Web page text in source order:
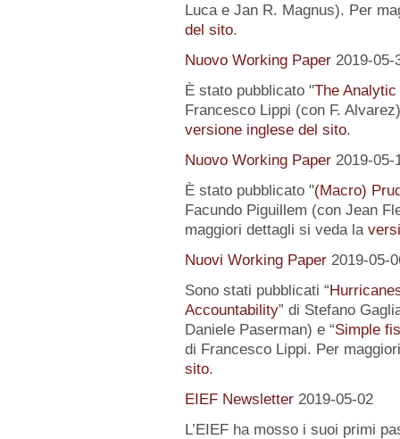
Luca e Jan R. Magnus). Per
del sito.
Nuovo Working Paper 2019-05-
È stato pubblicato "The
Francesco Lippi (con F.
versione inglese del sito.
Nuovo Working Paper 2019-05-
È stato pubblicato "(Macro)
Facundo Piguillem (con Jean
maggiori dettagli si veda la
Nuovi Working Paper 2019-05-
Sono stati pubblicati “
Accountability” di Stefano
Daniele Paserman) e “Simple
di Francesco Lippi. Per
sito.
EIEF Newsletter 2019-05-02
L’EIEF ha mosso i suoi primi